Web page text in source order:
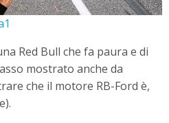
Red Bull che fa paura e di
mostrato anche da
che il motore RB-Ford è,